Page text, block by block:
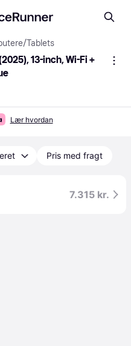
/Tablets
13-inch, Wi-Fi +
Lær hvordan
Pris med fragt
7.315 kr.